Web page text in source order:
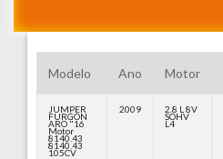
Modelo Ano Motor
JUMPER
FURGON
ARO "16
Motor
8140.43
8140.43
105CV
2009 2.8 L 8V
SOHV
L4